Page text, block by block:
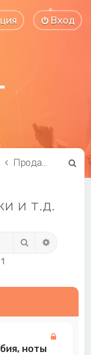
Вход
Продам ноты, минусовки и т.д.
и т.д.
Поиск
1
ноты